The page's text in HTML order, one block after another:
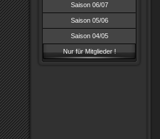
Saison 06/07
Saison 05/06
Saison 04/05
Nur für Mitglieder !